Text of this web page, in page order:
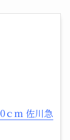
ｃｍ 佐川急